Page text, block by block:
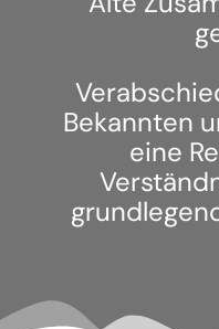
Bekannten
eine